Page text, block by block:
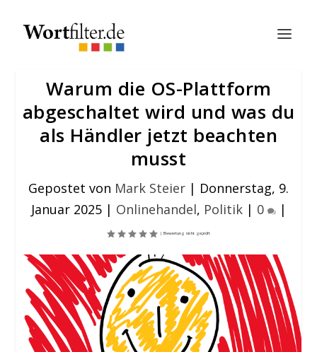
Warum die OS-Plattform
abgeschaltet wird und was du
als Händler jetzt beachten
musst
Gepostet von Mark Steier | Donnerstag, 9.
Januar 2025| Onlinehandel, Politik| 0 |